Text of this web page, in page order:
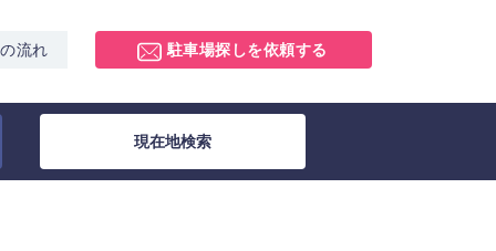
流れ 駐車場探しを依頼する
現在地検索